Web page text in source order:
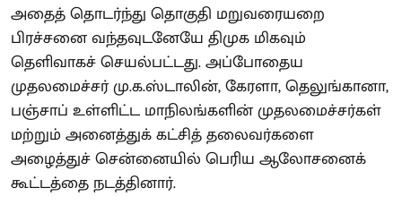
அதைத் தொடர்ந்து தொகுதி மறுவரையறை
பிரச்சனை வந்தவுடனேயே திமுக மிகவும்
தெளிவாகச் செயல்பட்டது. அப்போதைய
முதலமைச்சர் மு.க.ஸ்டாலின், கேரளா, தெலுங்கானா,
பஞ்சாப் உள்ளிட்ட மாநிலங்களின் முதலமைச்சர்கள்
மற்றும் அனைத்துக் கட்சித் தலைவர்களை
அழைத்துச் சென்னையில் பெரிய ஆலோசனைக்
கூட்டத்தை நடத்தினார்.